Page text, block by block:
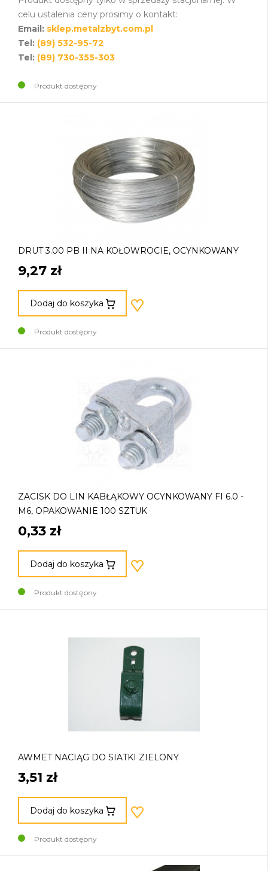
celu ustalenia ceny prosimy o kontakt:
Email: sklep.metalzbyt.com.pl
Tel: (89) 532-95-72
Tel: (89) 730-355-303
Produkt dostępny
DRUT 3.00 PB II NA KOŁOWROCIE, OCYNKOWANY
9,27 zł
Dodaj do koszyka
Produkt dostępny
ZACISK DO LIN KABŁĄKOWY OCYNKOWANY FI 6.0 -
M6, OPAKOWANIE 100 SZTUK
0,33 zł
Dodaj do koszyka
Produkt dostępny
AWMET NACIĄG DO SIATKI ZIELONY
3,51 zł
Dodaj do koszyka
Produkt dostępny